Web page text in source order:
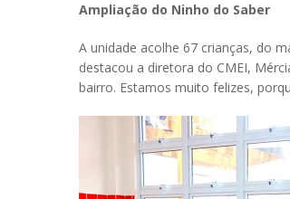
Ampliação do Ninho do Saber
A unidade acolhe 67 crianças, do
destacou a diretora do CMEI,
bairro. Estamos muito felizes,